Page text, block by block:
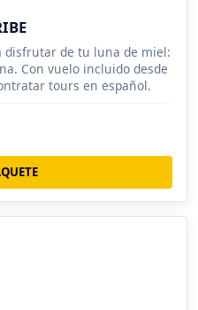
disfrutar de tu luna de miel:
Con vuelo incluido desde
tours en español.